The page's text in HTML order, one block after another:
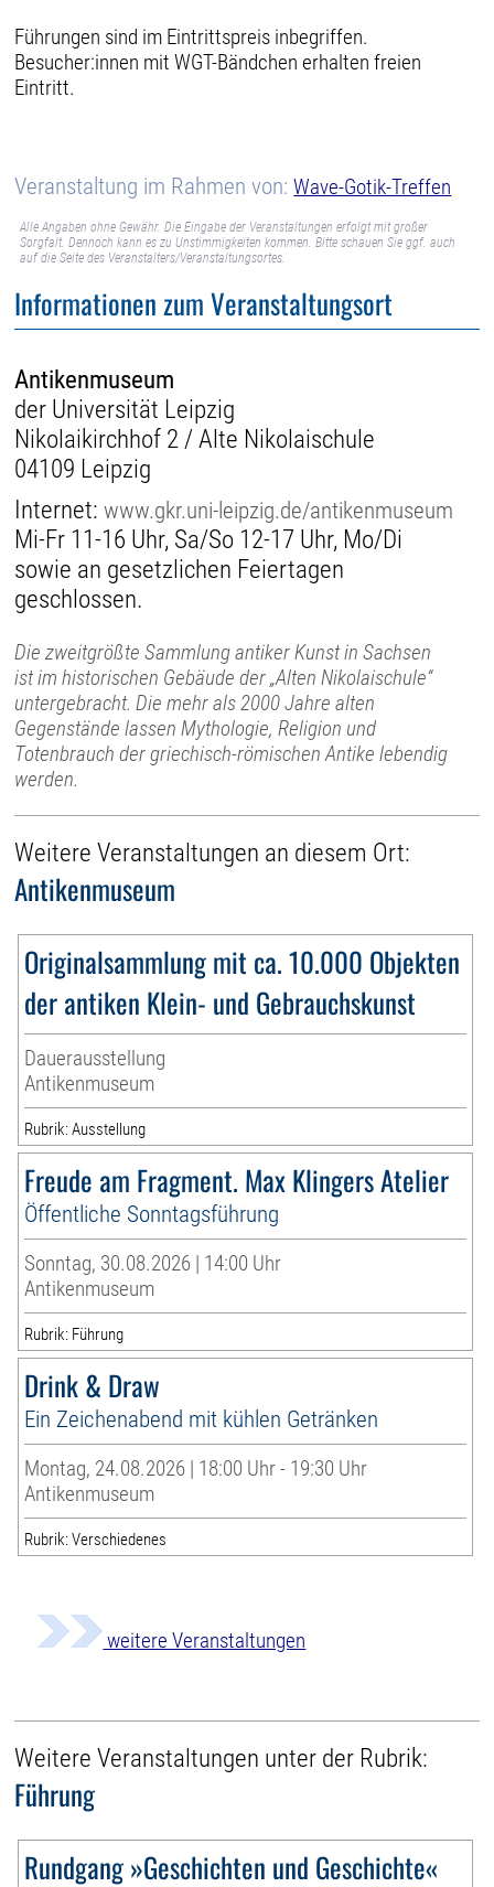
Führungen sind im Eintrittspreis inbegriffen.
Besucher:innen mit WGT-Bändchen erhalten freien
Eintritt.
Veranstaltung im Rahmen von:Wave-Gotik-Treffen
Alle Angaben ohne Gewähr. Die Eingabe der Veranstaltungen erfolgt mit großer
Sorgfalt. Dennoch kann es zu Unstimmigkeiten kommen. Bitte schauen Sie ggf. auch
auf die Seite des Veranstalters/Veranstaltungsortes.
Informationen zum Veranstaltungsort
Antikenmuseum
der Universität Leipzig
Nikolaikirchhof 2 / Alte Nikolaischule
04109 Leipzig
Internet:www.gkr.uni-leipzig.de/antikenmuseum
Mi-Fr 11-16 Uhr, Sa/So 12-17 Uhr, Mo/Di
sowie an gesetzlichen Feiertagen
geschlossen.
Die zweitgrößte Sammlung antiker Kunst in Sachsen
ist im historischen Gebäude der „Alten Nikolaischule“
untergebracht. Die mehr als 2000 Jahre alten
Gegenstände lassen Mythologie, Religion und
Totenbrauch der griechisch-römischen Antike lebendig
werden.
Weitere Veranstaltungen an diesem Ort:
Antikenmuseum
Originalsammlung mit ca. 10.000 Objekten
der antiken Klein- und Gebrauchskunst
Dauerausstellung
Antikenmuseum
Rubrik: Ausstellung
Freude am Fragment. Max Klingers Atelier
Öffentliche Sonntagsführung
Sonntag, 30.08.2026 | 14:00 Uhr
Antikenmuseum
Rubrik: Führung
Drink & Draw
Ein Zeichenabend mit kühlen Getränken
Montag, 24.08.2026 | 18:00 Uhr - 19:30 Uhr
Antikenmuseum
Rubrik: Verschiedenes
weitere Veranstaltungen
Weitere Veranstaltungen unter der Rubrik:
Führung
Rundgang »Geschichten und Geschichte«